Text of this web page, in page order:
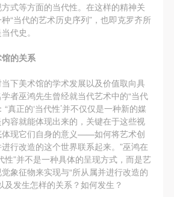
式等方面的当代性。在这样的精神关
“当代的艺术历史序列”，也即克罗齐所
代史。
的关系
下美术馆的学术发展以及价值取向具
者巫鸿先生曾经就当代艺术中的“当代
真正的‘当代性’并不仅仅是一种新的媒
容就能体现出来的，关键在于这些视
体现它们自身的意义——如何将艺术创
行改造的这个世界联系起来。”巫鸿在
性”并不是一种具体的呈现方式，而是艺
象征物来实现与“所从属并进行改造的
及发生怎样的关系？如何发生？
，努力塑造一个开放、自由、学
与各单位、企业、机构、艺术家
视角、多领域的展览、论坛及公
师生、中外艺术家以及社会公众
、展示的平台。作为一家公益性
教育活动以学术性和公益性为
拍摄中央美术学院公共教育部所
形式、使用地域范围
，努力塑造一个开放、自由、学
与各单位、企业、机构、艺术家
视角、多领域的展览、论坛及公
师生、中外艺术家以及社会公众
、展示的平台。作为一家公益性
教育活动以学术性和公益性为
拍摄中央美术学院公共教育部所
形式、使用地域范围
，努力塑造一个开放、自由、学
与各单位、企业、机构、艺术家
视角、多领域的展览、论坛及公
师生、中外艺术家以及社会公众
、展示的平台。作为一家公益性
教育活动以学术性和公益性为
拍摄中央美术学院公共教育部所
形式、使用地域范围